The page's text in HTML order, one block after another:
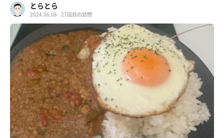
とらとら
2024.06.08 27回目の訪問